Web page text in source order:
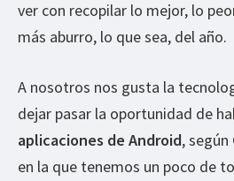
ver con recopilar lo mejor, lo
más aburro, lo que sea, del año.
A nosotros nos gusta la
dejar pasar la oportunidad de
aplicaciones de Android, según
en la que tenemos un poco de